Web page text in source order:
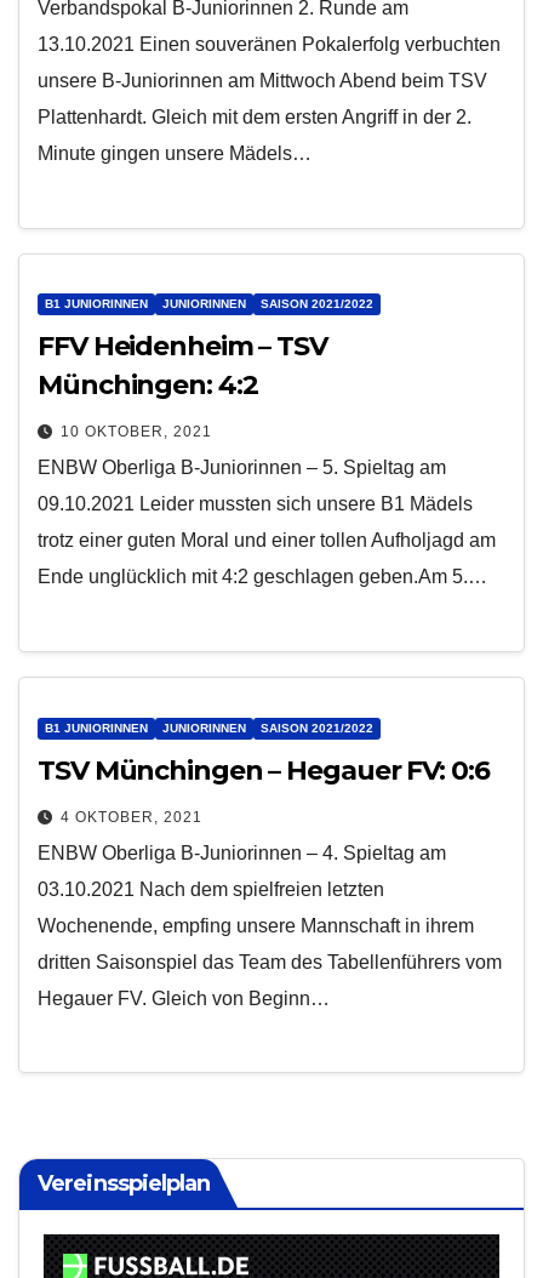
Verbandspokal B-Juniorinnen 2. Runde am
13.10.2021 Einen souveränen Pokalerfolg verbuchten
unsere B-Juniorinnen am Mittwoch Abend beim TSV
Plattenhardt. Gleich mit dem ersten Angriff in der 2.
Minute gingen unsere Mädels…
B1 JUNIORINNEN JUNIORINNEN SAISON 2021/2022
FFV Heidenheim – TSV
Münchingen: 4:2
10 OKTOBER, 2021
ENBW Oberliga B-Juniorinnen – 5. Spieltag am
09.10.2021 Leider mussten sich unsere B1 Mädels
trotz einer guten Moral und einer tollen Aufholjagd am
Ende unglücklich mit 4:2 geschlagen geben.Am 5.…
B1 JUNIORINNEN JUNIORINNEN SAISON 2021/2022
TSV Münchingen – Hegauer FV: 0:6
4 OKTOBER, 2021
ENBW Oberliga B-Juniorinnen – 4. Spieltag am
03.10.2021 Nach dem spielfreien letzten
Wochenende, empfing unsere Mannschaft in ihrem
dritten Saisonspiel das Team des Tabellenführers vom
Hegauer FV. Gleich von Beginn…
Vereinsspielplan